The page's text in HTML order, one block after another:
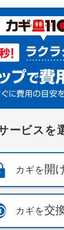
ービスを
カギを 開
カギを交